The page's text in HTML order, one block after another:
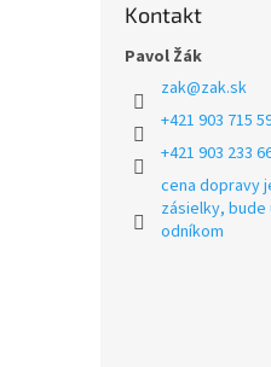
Kontakt
Pavol Žák
zak@zak.sk
+421 903 715
+421 903 233
cena dopravy
zásielky, bude
odníkom